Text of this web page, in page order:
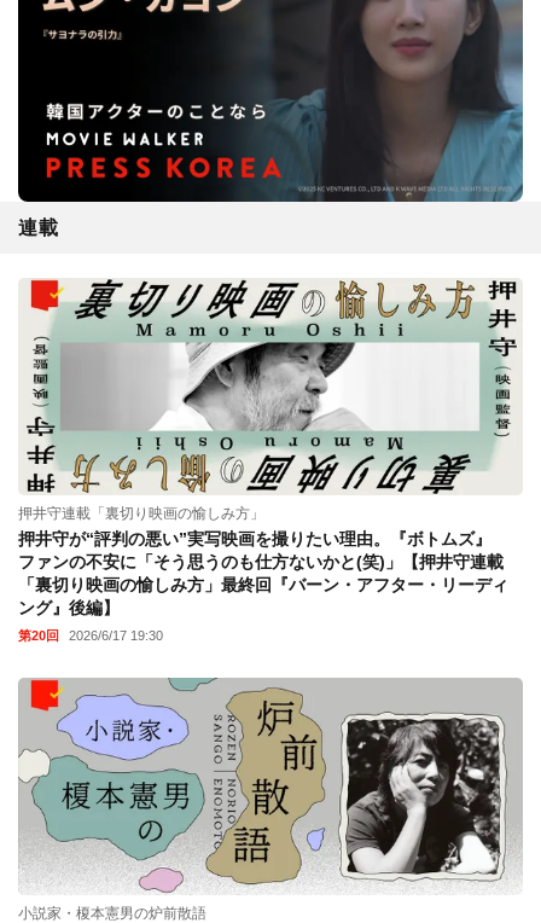
連載
押井守連載「裏切り映画の愉しみ方」
押井守が“評判の悪い”実写映画を撮りたい理由。『ボトムズ』
ファンの不安に「そう思うのも仕方ないかと(笑)」【押井守連載
「裏切り映画の愉しみ方」最終回『バーン・アフター・リーディ
ング』後編】
第20回 2026/6/17 19:30
小説家・榎本憲男の炉前散語